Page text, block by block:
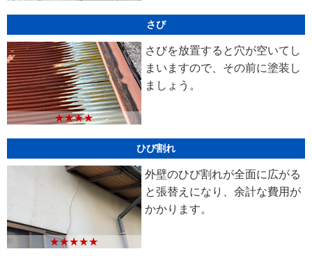
さび
★★★★
さびを放置すると穴が空いてし
まいますので、その前に塗装し
ましょう。
ひび割れ
★★★★★
外壁のひび割れが全面に広がる
と張替えになり、余計な費用が
かかります。